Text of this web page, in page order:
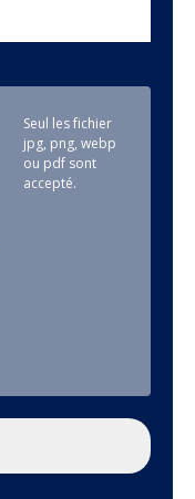
Seul les fichier
jpg, png, webp
ou pdf sont
accepté.